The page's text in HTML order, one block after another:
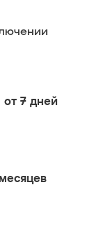
от 7 дней